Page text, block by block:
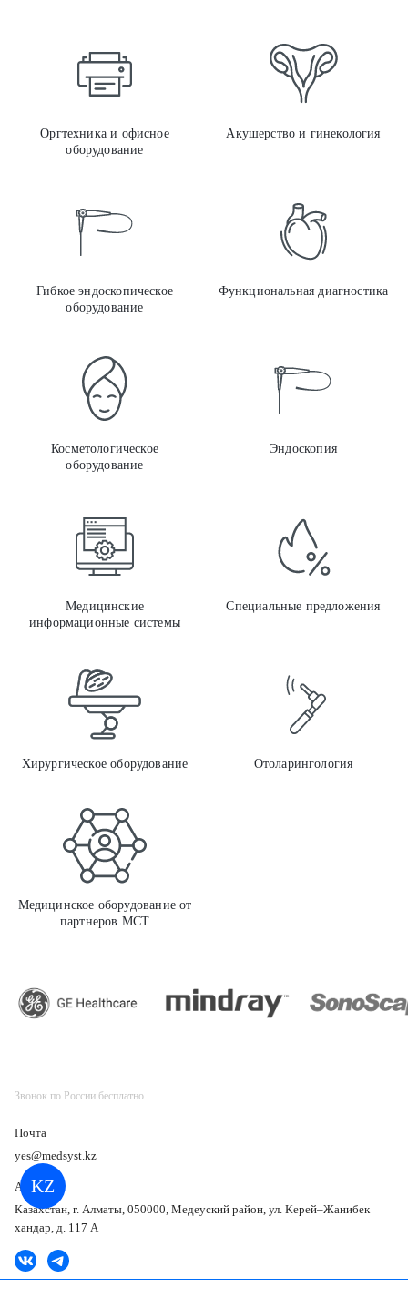
KZ
Оргтехника и офисное
оборудование
Акушерство и гинекология
Гибкое эндоскопическое
оборудование
Функциональная диагностика
Косметологическое
оборудование
Эндоскопия
Медицинские
информационные системы
Специальные предложения
Хирургическое оборудование Отоларингология
Медицинское оборудование от
партнеров МСТ
Звонок по России бесплатно
Почта
yes@medsyst.kz
Адрес
Казахстан, г. Алматы, 050000, Медеуский район, ул. Керей–Жанибек
хандар, д. 117 А